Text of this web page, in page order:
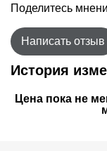
Поделитесь
Написать отзыв
История
Цена пока не